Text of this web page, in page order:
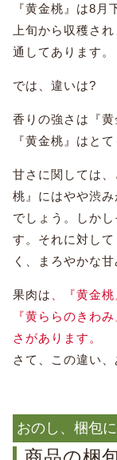
『黄金桃』は8月
上旬から収穫さ
通してあります。
では、違いは?
香りの強さは『黄
『黄金桃』はと
甘さに関しては
桃』にはやや渋
でしょう。しか
す。それに対し
く、まろやかな甘
果肉は 、『黄金
『黄ららのきわ
さがあります。
さて、この違い
おのし、梱包